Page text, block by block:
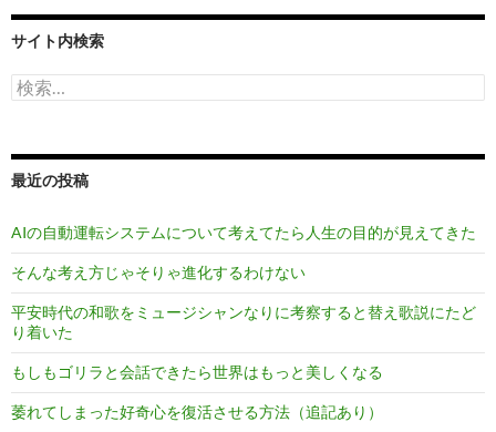
サイト内検索
検
索:
最近の投稿
AIの自動運転システムについて考えてたら人生の目的が見えてきた
そんな考え方じゃそりゃ進化するわけない
平安時代の和歌をミュージシャンなりに考察すると替え歌説にたど
り着いた
もしもゴリラと会話できたら世界はもっと美しくなる
萎れてしまった好奇心を復活させる方法（追記あり）